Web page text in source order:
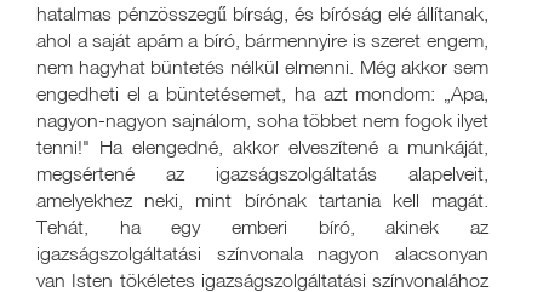
hatalmas pénzösszegű bírság, és bíróság elé állítanak,
ahol a saját apám a bíró, bármennyire is szeret engem,
nem hagyhat büntetés nélkül elmenni. Még akkor sem
engedheti el a büntetésemet, ha azt mondom: „Apa,
nagyon-nagyon sajnálom, soha többet nem fogok ilyet
tenni!" Ha elengedné, akkor elveszítené a munkáját,
megsértené az igazságszolgáltatás alapelveit,
amelyekhez neki, mint bírónak tartania kell magát.
Tehát, ha egy emberi bíró, akinek az
igazságszolgáltatási színvonala nagyon alacsonyan
van Isten tökéletes igazságszolgáltatási színvonalához